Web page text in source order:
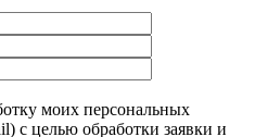
моих персональных
с целью обработки заявки и